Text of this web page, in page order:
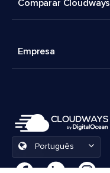
Comparar Cloudways
Empresa
Português